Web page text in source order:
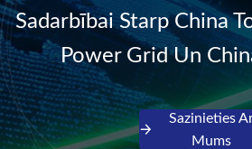
Sadarbībai Starp China
Power Grid Un
Sazinieties
Mums